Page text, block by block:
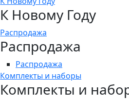
К Новому Году
Распродажа
Распродажа
Распродажа
Комплекты и наборы
Комплекты и